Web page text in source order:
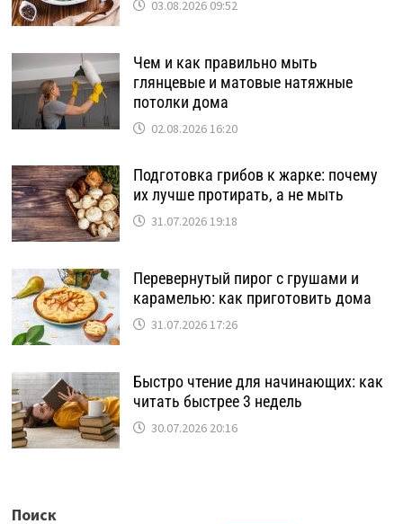
03.08.2026 09:52
Чем и как правильно мыть
глянцевые и матовые натяжные
потолки дома
02.08.2026 16:20
Подготовка грибов к жарке: почему
их лучше протирать, а не мыть
31.07.2026 19:18
Перевернутый пирог с грушами и
карамелью: как приготовить дома
31.07.2026 17:26
Быстро чтение для начинающих: как
читать быстрее 3 недель
30.07.2026 20:16
Поиск